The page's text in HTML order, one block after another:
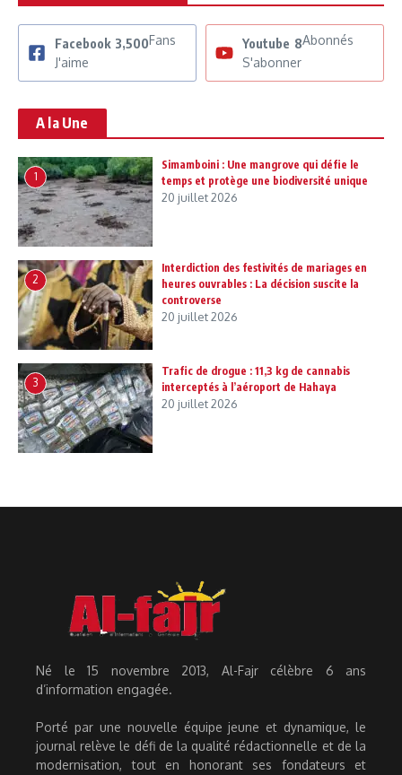
Facebook 3,500Fans
J'aime
Youtube 8Abonnés
S'abonner
A la Une
1
Simamboini : Une mangrove qui défie le
temps et protège une biodiversité unique
20 juillet 2026
2
Interdiction des festivités de mariages en
heures ouvrables : La décision suscite la
controverse
20 juillet 2026
3
Trafic de drogue : 11,3 kg de cannabis
interceptés à l’aéroport de Hahaya
20 juillet 2026
Né le 15 novembre 2013, Al-Fajr célèbre 6 ans
d’information engagée.
Porté par une nouvelle équipe jeune et dynamique, le
journal relève le défi de la qualité rédactionnelle et de la
modernisation, tout en honorant ses fondateurs et